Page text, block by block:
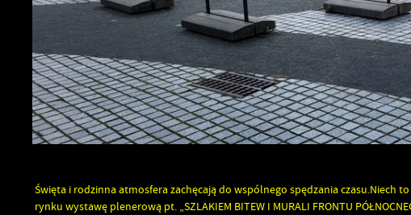
Święta i rodzinna atmosfera zachęcają do wspólnego spędzania czasu.Niech
rynku wystawę plenerową pt. „SZLAKIEM BITEW I MURALI FRONTU